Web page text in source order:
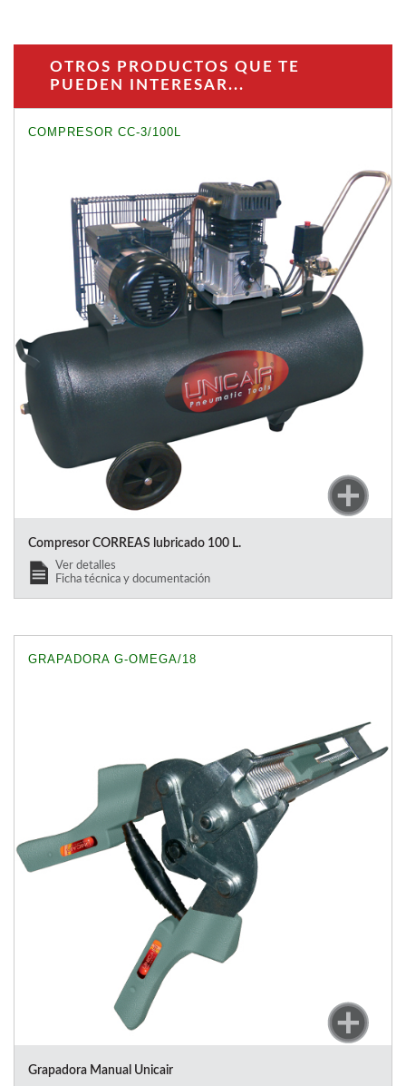
OTROS PRODUCTOS QUE TE
PUEDEN INTERESAR...
COMPRESOR CC-3/100L
Compresor CORREAS lubricado 100 L.
Ver detalles
Ficha técnica y documentación
GRAPADORA G-OMEGA/18
Grapadora Manual Unicair